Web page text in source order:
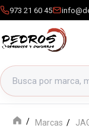
973 21 60 45
Buscar productos
Marcas